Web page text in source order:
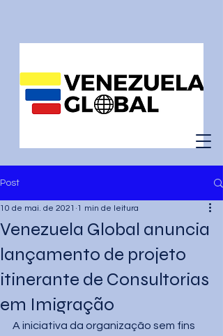
Post
Venezuela Global anuncia
lançamento de projeto
itinerante de Consultorias
em Imigração
10 de mai. de 2021 1 min de leitura
A iniciativa da organização sem fins